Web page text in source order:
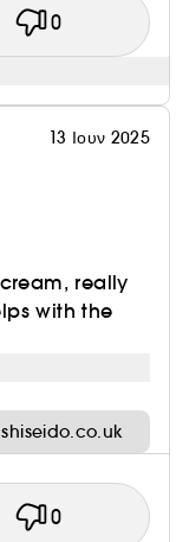
0
13 Ιουν 2025
really
with the
shiseido.co.uk
0